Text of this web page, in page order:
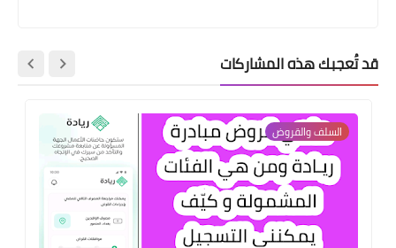
قد تُعجبك هذه المشاركات
السلف والقروض